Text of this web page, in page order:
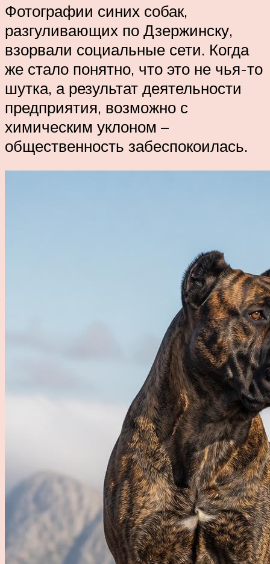
Фотографии синих собак,
разгуливающих по Дзержинску,
взорвали социальные сети. Когда
же стало понятно, что это не чья-то
шутка, а результат деятельности
предприятия, возможно с
химическим уклоном –
общественность забеспокоилась.